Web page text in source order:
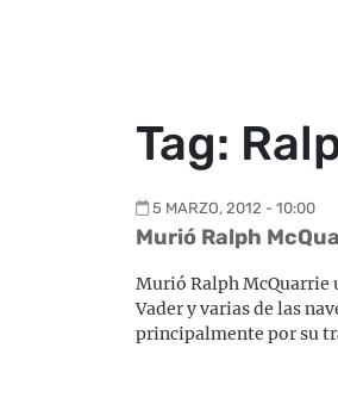
Tag:
5 MARZO, 2012 - 10:00
Murió Ralph
Murió Ralph McQuarrie
Vader y varias de las
principalmente por su